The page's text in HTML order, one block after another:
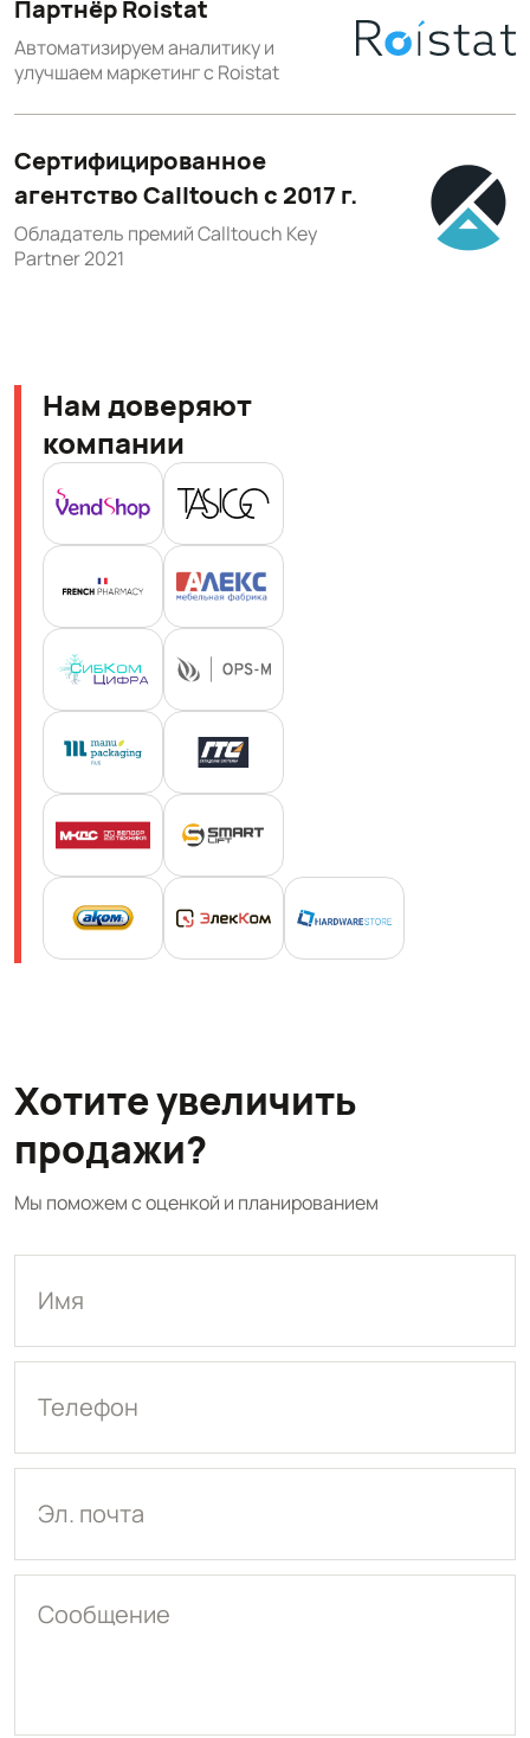
Партнёр Roistat
Автоматизируем аналитику и
улучшаем маркетинг с Roistat
Сертифицированное
агентство Calltouch с 2017 г.
Обладатель премий Calltouch Key
Partner 2021
Нам доверяют
компании
Хотите увеличить
продажи?
Мы поможем с оценкой и планированием
Имя
Телефон
Эл. почта
Сообщение